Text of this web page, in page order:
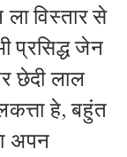
विस्तार से
प्रसिद्ध जेन
छेदी लाल
हे, बहुंत
अपन